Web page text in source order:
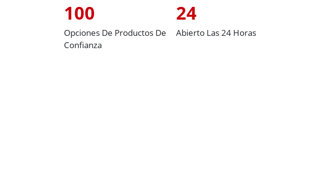
100
Opciones De Productos De
Confianza
24
Abierto Las 24 Horas